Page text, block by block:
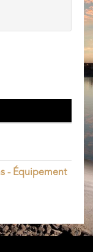
- Équipement